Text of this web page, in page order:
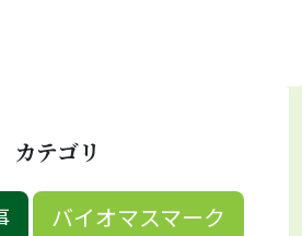
カテゴリ
バイオマスマーク